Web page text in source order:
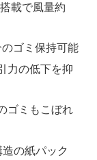
載で風量約
ゴミ保持可能
力の低下を抑
ゴミもこぼれ
の紙パック